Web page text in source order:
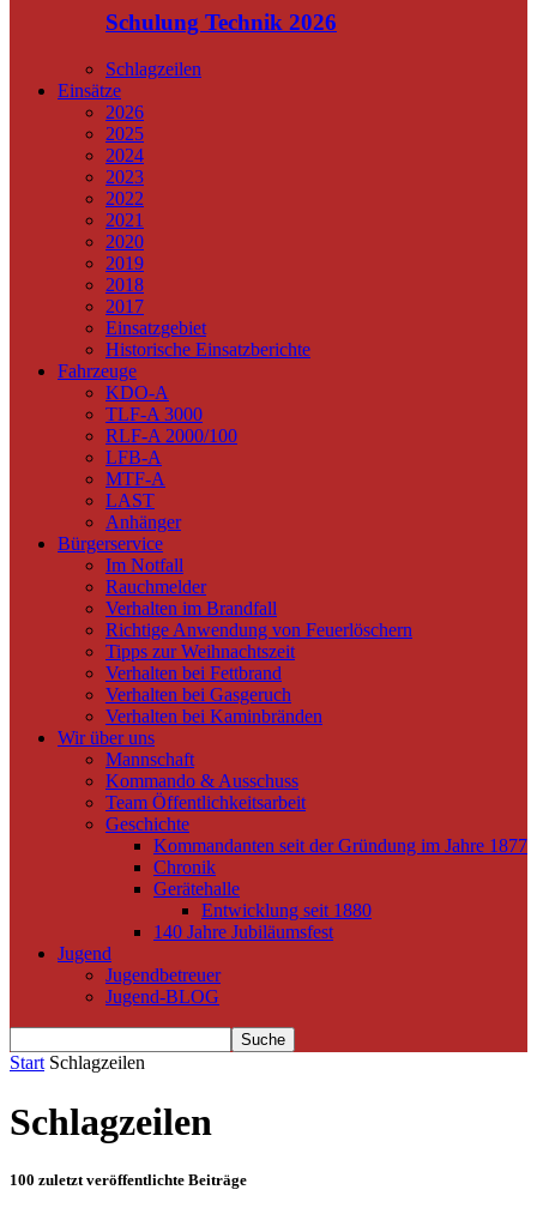
Schulung Technik 2026
Schlagzeilen
Einsätze
2026
2025
2024
2023
2022
2021
2020
2019
2018
2017
Einsatzgebiet
Historische Einsatzberichte
Fahrzeuge
KDO-A
TLF-A 3000
RLF-A 2000/100
LFB-A
MTF-A
LAST
Anhänger
Bürgerservice
Im Notfall
Rauchmelder
Verhalten im Brandfall
Richtige Anwendung von Feuerlöschern
Tipps zur Weihnachtszeit
Verhalten bei Fettbrand
Verhalten bei Gasgeruch
Verhalten bei Kaminbränden
Wir über uns
Mannschaft
Kommando & Ausschuss
Team Öffentlichkeitsarbeit
Geschichte
Kommandanten seit der Gründung im Jahre 1877
Chronik
Gerätehalle
Entwicklung seit 1880
140 Jahre Jubiläumsfest
Jugend
Jugendbetreuer
Jugend-BLOG
Start Schlagzeilen
Schlagzeilen
100 zuletzt veröffentlichte Beiträge